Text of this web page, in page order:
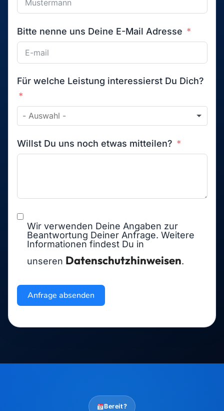
Bitte nenne uns Deine E-Mail Adresse
Für welche Leistung interessierst Du Dich?
Willst Du uns noch etwas mitteilen?
Wir verwenden Deine Angaben zur
Beantwortung Deiner Anfrage. Weitere
Informationen findest Du in
unseren Datenschutzhinweisen.
Anfrage absenden
Bereit?